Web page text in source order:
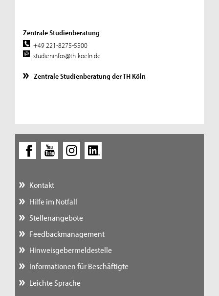
Zentrale Studienberatung
+49 221-8275-5500
studieninfos@th-koeln.de
Zentrale Studienberatung der TH Köln
Kontakt
Hilfe im Notfall
Stellenangebote
Feedbackmanagement
Hinweisgebermeldestelle
Informationen für Beschäftigte
Leichte Sprache